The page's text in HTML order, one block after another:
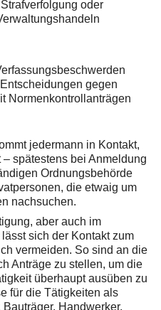
oder
gegen
Normenkontrollanträgen
jedermann in Kontakt,
spätestens bei Anmeldung
Ordnungsbehörde
die etwaig um
nachsuchen.
aber auch im
sich der Kontakt zum
vermeiden. So sind an die
Anträge zu stellen, um die
überhaupt ausüben zu
für die Tätigkeiten als
Handwerker,